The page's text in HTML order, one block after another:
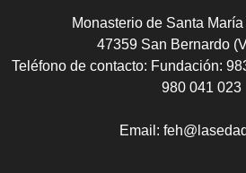
Monasterio de Santa
47359 San Bernardo
Teléfono de contacto: Fundación:
980 041 023
Email: